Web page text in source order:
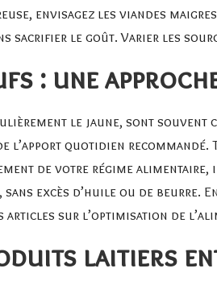
envisagez les viandes maigres
sacrifier le goût. Varier les
: une
le jaune, sont
l’apport quotidien
de votre régime alimentaire,
excès d’huile ou de beurre.
articles sur l’optimisation de
laitiers